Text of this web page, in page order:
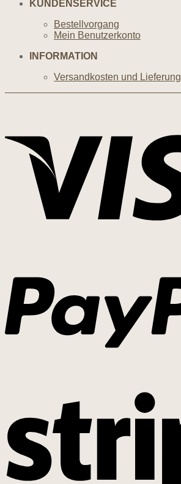
KUNDENSERVICE
Bestellvorgang
Mein Benutzerkonto
INFORMATION
Versandkosten und Lieferung